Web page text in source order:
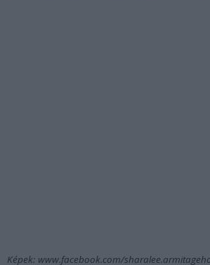
Képek: www.facebook.com/